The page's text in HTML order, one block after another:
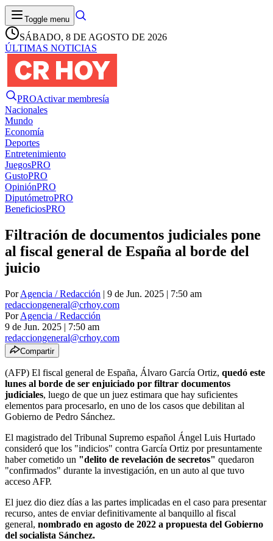
Toggle menu
SÁBADO, 8 DE AGOSTO DE 2026
ÚLTIMAS NOTICIAS
PROActivar membresía
Nacionales
Mundo
Economía
Deportes
Entretenimiento
JuegosPRO
GustoPRO
OpiniónPRO
DiputómetroPRO
BeneficiosPRO
Filtración de documentos judiciales pone
al fiscal general de España al borde del
juicio
PorAgencia / Redacción | 9 de Jun. 2025 | 7:50 am
redacciongeneral@crhoy.com
PorAgencia / Redacción
9 de Jun. 2025 | 7:50 am
redacciongeneral@crhoy.com
Compartir
(AFP) El fiscal general de España, Álvaro García Ortiz, quedó este
lunes al borde de ser enjuiciado por filtrar documentos
judiciales, luego de que un juez estimara que hay suficientes
elementos para procesarlo, en uno de los casos que debilitan al
Gobierno de Pedro Sánchez.
El magistrado del Tribunal Supremo español Ángel Luis Hurtado
consideró que los "indicios" contra García Ortiz por presuntamente
haber cometido un "delito de revelación de secretos" quedaron
"confirmados" durante la investigación, en un auto al que tuvo
acceso AFP.
El juez dio diez días a las partes implicadas en el caso para presentar
recurso, antes de enviar definitivamente al banquillo al fiscal
general, nombrado en agosto de 2022 a propuesta del Gobierno
del socialista Sánchez.